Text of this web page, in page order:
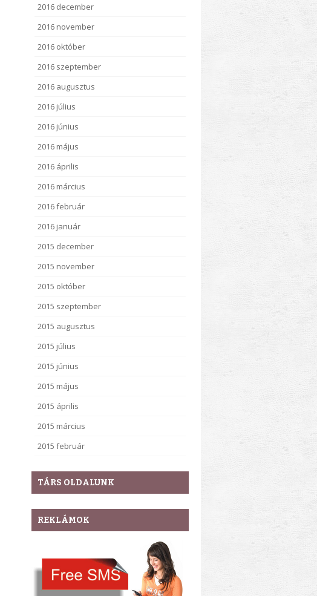
2016 december
2016 november
2016 október
2016 szeptember
2016 augusztus
2016 július
2016 június
2016 május
2016 április
2016 március
2016 február
2016 január
2015 december
2015 november
2015 október
2015 szeptember
2015 augusztus
2015 július
2015 június
2015 május
2015 április
2015 március
2015 február
TÁRS OLDALUNK
REKLÁMOK